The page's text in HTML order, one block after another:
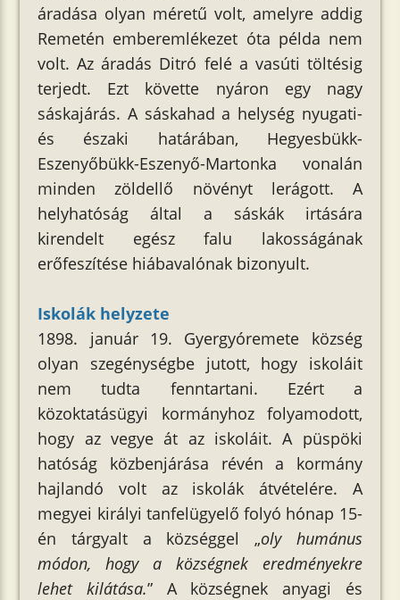
áradása olyan méretű volt, amelyre addig
Remetén emberemlékezet óta példa nem
volt. Az áradás Ditró felé a vasúti töltésig
terjedt. Ezt követte nyáron egy nagy
sáskajárás. A sáskahad a helység nyugati-
és északi határában, Hegyesbükk-
Eszenyőbükk-Eszenyő-Martonka vonalán
minden zöldellő növényt lerágott. A
helyhatóság által a sáskák irtására
kirendelt egész falu lakosságának
erőfeszítése hiábavalónak bizonyult.
Iskolák helyzete
1898. január 19. Gyergyóremete község
olyan szegénységbe jutott, hogy iskoláit
nem tudta fenntartani. Ezért a
közoktatásügyi kormányhoz folyamodott,
hogy az vegye át az iskoláit. A püspöki
hatóság közbenjárása révén a kormány
hajlandó volt az iskolák átvételére. A
megyei királyi tanfelügyelő folyó hónap 15-
én tárgyalt a községgel „oly humánus
módon, hogy a községnek eredményekre
lehet kilátása.” A községnek anyagi és